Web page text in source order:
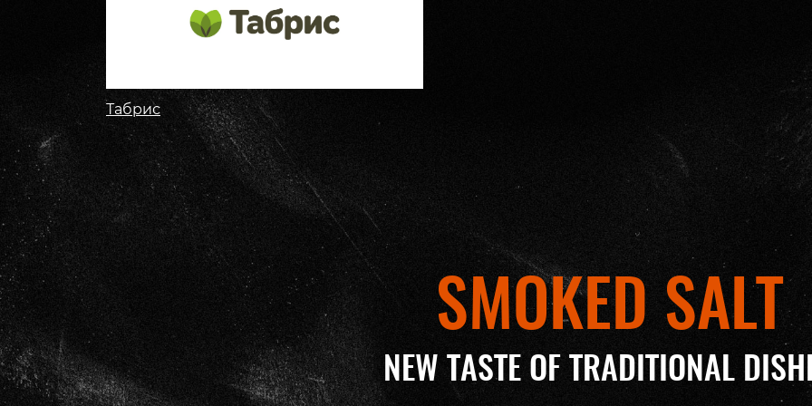
Табрис
SMOKED SALT
NEW TASTE OF TRADITIONAL